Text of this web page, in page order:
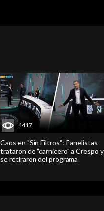
4417
Caos en "Sin Filtros": Panelistas
trataron de "carnicero" a Crespo y
se retiraron del programa